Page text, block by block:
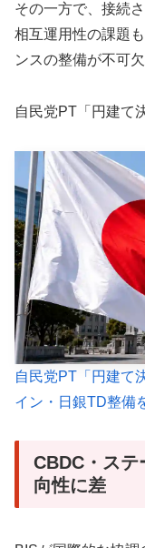
その一方で、接続
相互運用性の課題
ンスの整備が不可
自民党PT「円建て
自民党PT「円建て
イン・日銀TD整備
CBDC・ステ
向性に差